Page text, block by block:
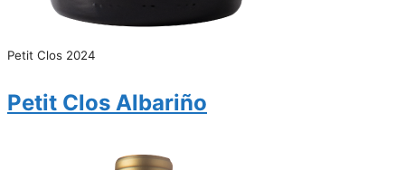
Petit Clos 2024
Petit Clos Albariño